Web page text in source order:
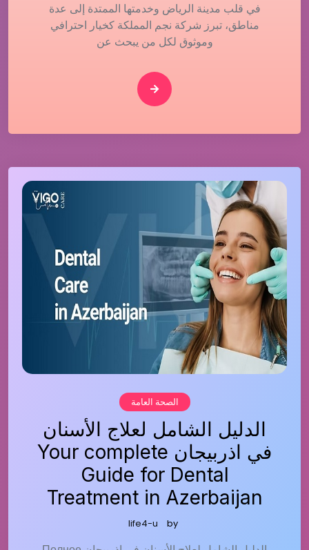
في قلب مدينة الرياض وخدمتها الممتدة إلى عدة
مناطق، تبرز شركة نجم المملكة كخيار احترافي
وموثوق لكل من يبحث عن
الصحة العامة
الدليل الشامل لعلاج الأسنان
في اذربيجان Your complete
Guide for Dental
Treatment in Azerbaijan
by
life4-u